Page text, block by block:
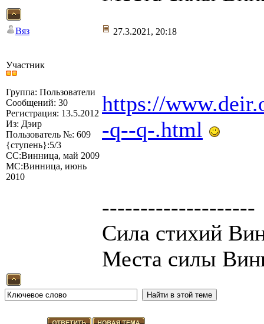
Вяз 27.3.2021, 20:18
Участник
Группа: Пользователи
Сообщений: 30
Регистрация: 13.5.2012
Из: Дэир
Пользователь №: 609
{ступень}:5/3
СС:Винница, май 2009
МС:Винница, июнь
2010
https://
-q--q-.html
--------------------
Сила стихий
Места силы